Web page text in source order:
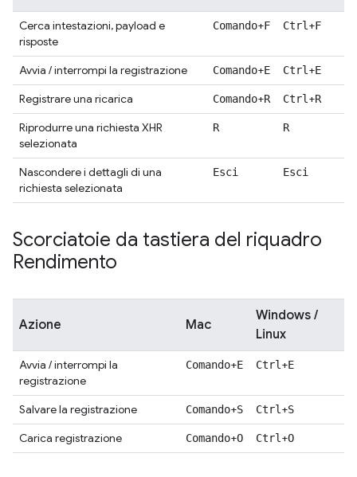
Cerca intestazioni, payload e
risposte
Comando+F Ctrl +F
Avvia / interrompi la registrazione Comando+E Ctrl +E
Registrare una ricarica Comando+R Ctrl +R
Riprodurre una richiesta XHR
selezionata
R R
Nascondere i dettagli di una
richiesta selezionata
Esci Esci
Scorciatoie da tastiera del riquadro
Rendimento
Azione Mac
Windows /
Linux
Avvia / interrompi la
registrazione
Comando+E Ctrl +E
Salvare la registrazione Comando+S Ctrl +S
Carica registrazione Comando+O Ctrl +O